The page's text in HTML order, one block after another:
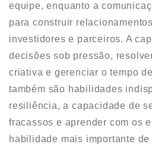
equipe, enquanto a
para construir
investidores e parceiros. A
decisões sob pressão,
criativa e gerenciar o tempo
também são habilidades
resiliência, a capacidade de
fracassos e aprender com os
habilidade mais importante de